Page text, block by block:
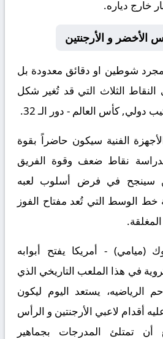
خارج دياره.
الأخضر و الأرجنتين
شوطين او دقائق معدودة بل
الثلاث التي قد تُغير شكل
دولي, كأس العالم - دور الـ 32.
الفنية سيكون حاضراً بقوة
نقاط ضعف وقوة الفريق
سينجح في فرض أسلوب لعبه
الوسط التي تُعد مفتاح الفوز
- أمريكا يفتح أبوابه
في هذا الملعب التاريخي الذي
الرياضيه، يستعد اليوم ليكون
أقدام لاعبي الأرجنتين و الرأس
أن تمتلئ المدرجات بجماهير